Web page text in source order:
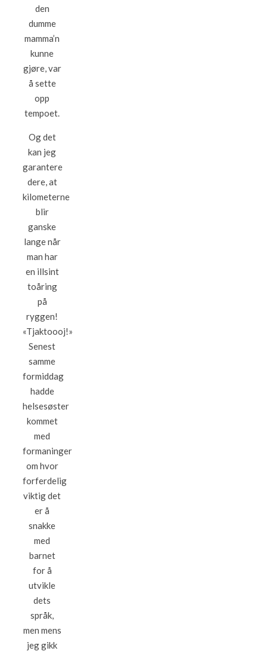
den
dumme
mamma’n
kunne
gjøre, var
å sette
opp
tempoet.
Og det
kan jeg
garantere
dere, at
kilometerne
blir
ganske
lange når
man har
en illsint
toåring
på
ryggen!
«Tjaktoooj!»
Senest
samme
formiddag
hadde
helsesøster
kommet
med
formaninger
om hvor
forferdelig
viktig det
er å
snakke
med
barnet
for å
utvikle
dets
språk,
men mens
jeg gikk